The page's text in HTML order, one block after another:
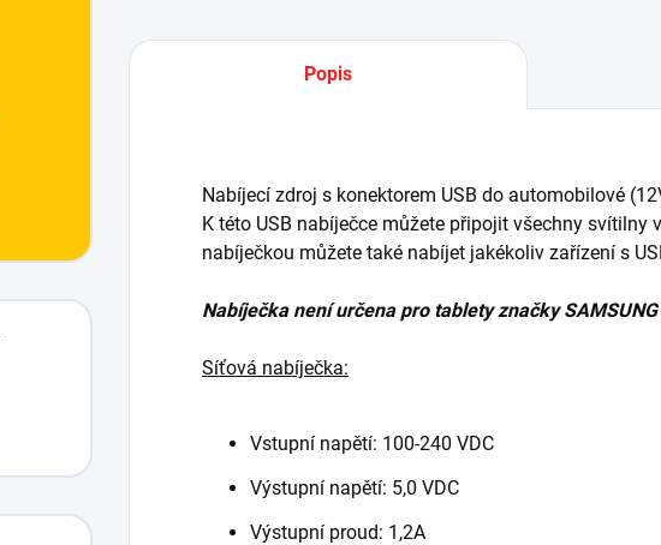
Popis
Nabíjecí zdroj s konektorem USB do automobilové
K této USB nabíječce můžete připojit všechny svítilny
nabíječkou můžete také nabíjet jakékoliv zařízení s
Nabíječka není určena pro tablety značky SAMSUNG
Síťová nabíječka:
Vstupní napětí: 100-240 VDC
Výstupní napětí: 5,0 VDC
Výstupní proud: 1,2A